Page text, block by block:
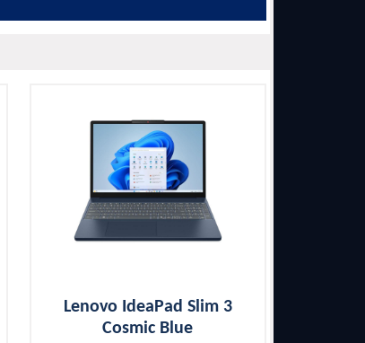
16,1"
Lenovo IdeaPad Slim 3
Cosmic Blue